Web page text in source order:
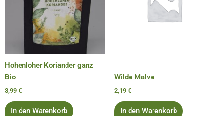
Hohenloher Koriander ganz
Bio
3,99 €
In den Warenkorb
Wilde Malve
2,19 €
In den Warenkorb